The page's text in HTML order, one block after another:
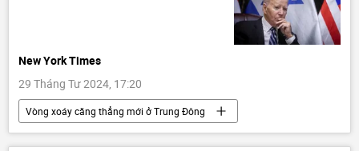
Sáp nhập DNR, LNR, Zaporozhye và Kherson vào Nga
LNR
máy bay không người lái
New York Times
29 Tháng Tư 2024, 17:20
Vòng xoáy căng thẳng mới ở Trung Đông
Israel
Thế giới
Trung Đông